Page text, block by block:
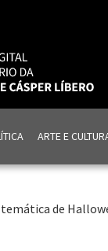
ARTE E
de